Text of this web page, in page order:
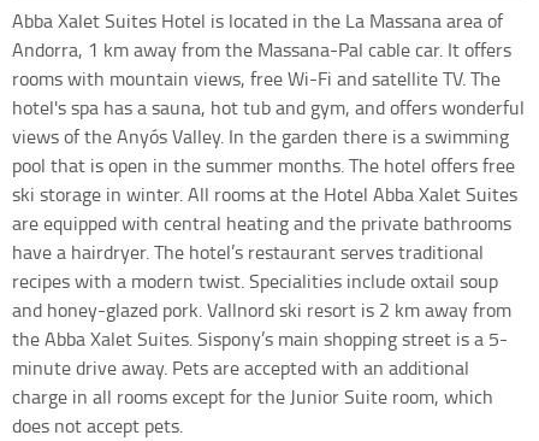
Abba Xalet Suites Hotel is located in the La Massana area of
Andorra, 1 km away from the Massana-Pal cable car. It offers
rooms with mountain views, free Wi-Fi and satellite TV. The
hotel's spa has a sauna, hot tub and gym, and offers wonderful
views of the Anyós Valley. In the garden there is a swimming
pool that is open in the summer months. The hotel offers free
ski storage in winter. All rooms at the Hotel Abba Xalet Suites
are equipped with central heating and the private bathrooms
have a hairdryer. The hotel’s restaurant serves traditional
recipes with a modern twist. Specialities include oxtail soup
and honey-glazed pork. Vallnord ski resort is 2 km away from
the Abba Xalet Suites. Sispony’s main shopping street is a 5-
minute drive away. Pets are accepted with an additional
charge in all rooms except for the Junior Suite room, which
does not accept pets.